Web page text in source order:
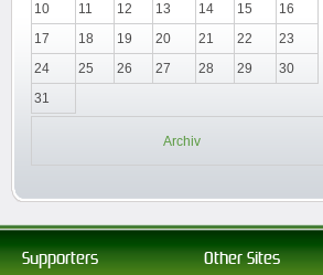
10
11 12 13 14 15
16
17
18 19 20 21 22
23
24
25 26 27 28 29
30
31
Archiv
Supporters Other Sites